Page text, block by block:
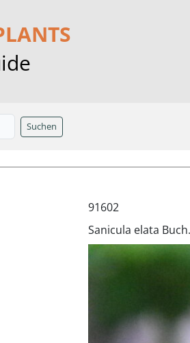
Suchen
91602
Sanicula elata